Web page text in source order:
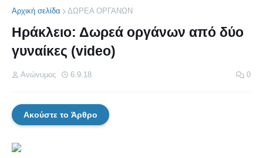
Αρχική σελίδα ΔΩΡΕΑ ΟΡΓΑΝΩΝ
Ηράκλειο: Δωρεά οργάνων από δύο
γυναίκες (video)
Ανώνυμος 6.9.18 0
Ακούστε το Άρθρο